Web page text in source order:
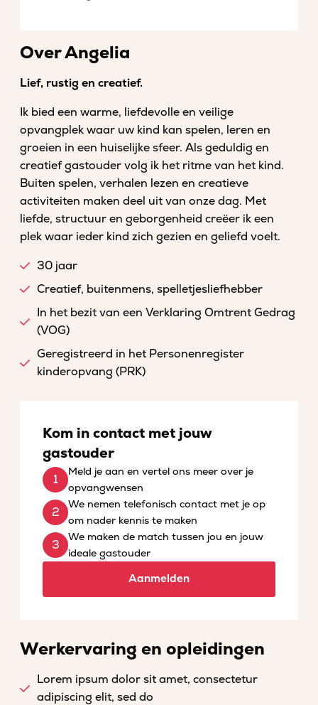
Over Angelia
Lief, rustig en creatief.
Ik bied een warme, liefdevolle en veilige
opvangplek waar uw kind kan spelen, leren en
groeien in een huiselijke sfeer. Als geduldig en
creatief gastouder volg ik het ritme van het kind.
Buiten spelen, verhalen lezen en creatieve
activiteiten maken deel uit van onze dag. Met
liefde, structuur en geborgenheid creëer ik een
plek waar ieder kind zich gezien en geliefd voelt.
30 jaar
Creatief, buitenmens, spelletjesliefhebber
In het bezit van een Verklaring Omtrent Gedrag
(VOG)
Geregistreerd in het Personenregister
kinderopvang (PRK)
Kom in contact met jouw
gastouder
Meld je aan en vertel ons meer over je
opvangwensen
We nemen telefonisch contact met je op
om nader kennis te maken
We maken de match tussen jou en jouw
ideale gastouder
Aanmelden
Werkervaring en opleidingen
Lorem ipsum dolor sit amet, consectetur
adipiscing elit, sed do